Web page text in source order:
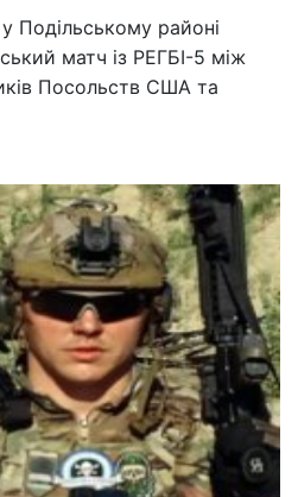
Подільському районі
матч із РЕГБІ-5 між
Посольств США та